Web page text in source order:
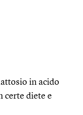
in acido
certe diete e